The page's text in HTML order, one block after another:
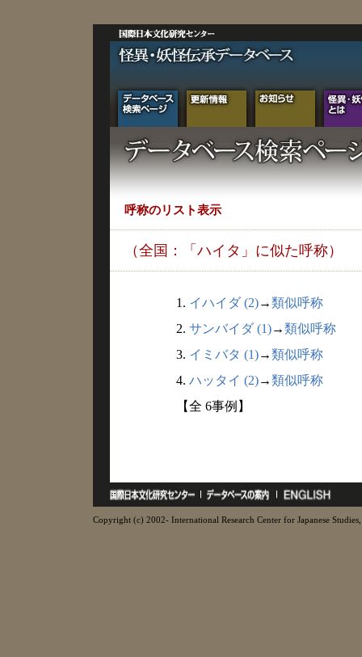
呼称のリスト表示
（全国：「ハイタ」に似た呼称）
1. イハイダ (2)→類似呼称
2. サンバイダ (1)→類似呼称
3. イミバタ (1)→類似呼称
4. ハッタイ (2)→類似呼称
【全 6事例】
Copyright (c) 2002- International Research Center for Japanese